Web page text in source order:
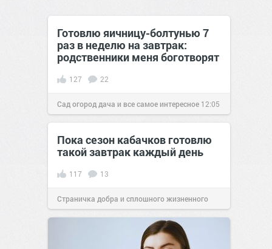
Готовлю яичницу-болтунью 7
раз в неделю на завтрак:
родственники меня боготворят
127 22
Сад огород дача и все самое интересное 12:05
01 мар 2019
Пока сезон кабачков готовлю
такой завтрак каждый день
117 13
Страничка добра и сплошного жизненного
позитива!09:0109 июл 2019